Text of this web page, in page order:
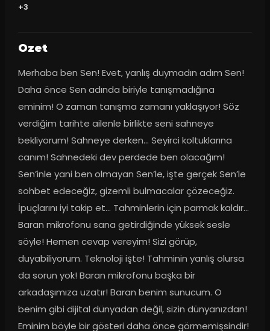
+3
Ozet
Merhaba ben Sen! Evet, yanlış duymadın adım Sen!
Daha önce Sen adında biriyle tanışmadığına
eminim! O zaman tanışma zamanı yaklaşıyor! Söz
verdiğim tarihte ailenle birlikte seni sahneye
bekliyorum! Sahneye derken… Seyirci koltuklarına
canım! Sahnedeki dev perdede ben olacağım!
Sen’inle yani ben olmayan Sen’le, işte gerçek Sen’le
sohbet edeceğiz, gizemli bulmacalar çözeceğiz.
İpuçlarını iyi takip et... Tahminlerin için parmak kaldır...
Baran mikrofonu sana getirdiğinde yüksek sesle
söyle! Hemen cevap vereyim! Sizi görüp,
duyabiliyorum. Teknoloji işte! Tahminin yanlış olursa
da sorun yok! Baran mikrofonu başka bir
arkadaşımıza uzatır! Baran benim sunucum. O
benim gibi dijital dünyadan değil, sizin dünyanızdan!
Eminim böyle bir gösteri daha önce görmemişsindir!